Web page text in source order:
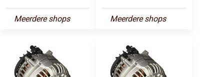
Meerdere shops Meerdere shops